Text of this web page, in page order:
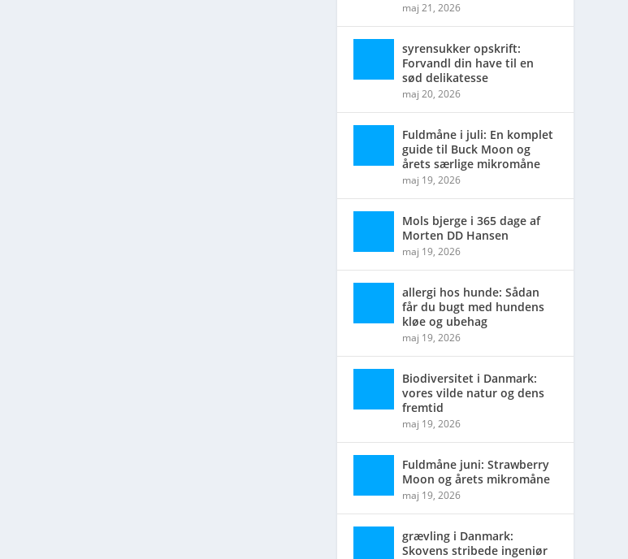
maj 21, 2026
syrensukker opskrift:
Forvandl din have til en
sød delikatesse
maj 20, 2026
Fuldmåne i juli: En komplet
guide til Buck Moon og
årets særlige mikromåne
maj 19, 2026
Mols bjerge i 365 dage af
Morten DD Hansen
maj 19, 2026
allergi hos hunde: Sådan
får du bugt med hundens
kløe og ubehag
maj 19, 2026
Biodiversitet i Danmark:
vores vilde natur og dens
fremtid
maj 19, 2026
Fuldmåne juni: Strawberry
Moon og årets mikromåne
maj 19, 2026
grævling i Danmark:
Skovens stribede ingeniør